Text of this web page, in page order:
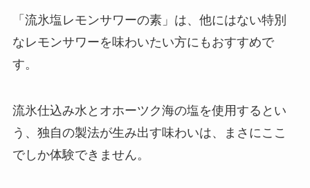
「流氷塩レモンサワーの素」は、他にはない特別
なレモンサワーを味わいたい方にもおすすめで
す。
流氷仕込み水とオホーツク海の塩を使用するとい
う、独自の製法が生み出す味わいは、まさにここ
でしか体験できません。